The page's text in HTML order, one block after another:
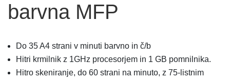
barvna MFP
Do 35 A4 strani v minuti barvno in č/b
Hitri krmilnik z 1GHz procesorjem in 1 GB pomnilnika.
Hitro skeniranje, do 60 strani na minuto, z 75-listnim